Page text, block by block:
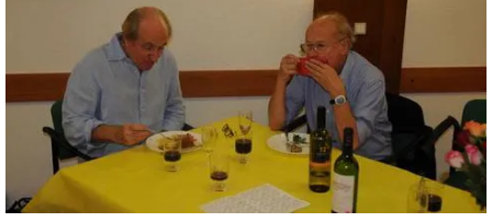
▼
Classement
Le Club